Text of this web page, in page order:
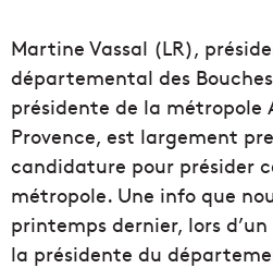
Martine Vassal (LR),
départemental des
présidente de la métropole
Provence, est largement
candidature pour présider
métropole. Une info que
printemps dernier, lors
la présidente du